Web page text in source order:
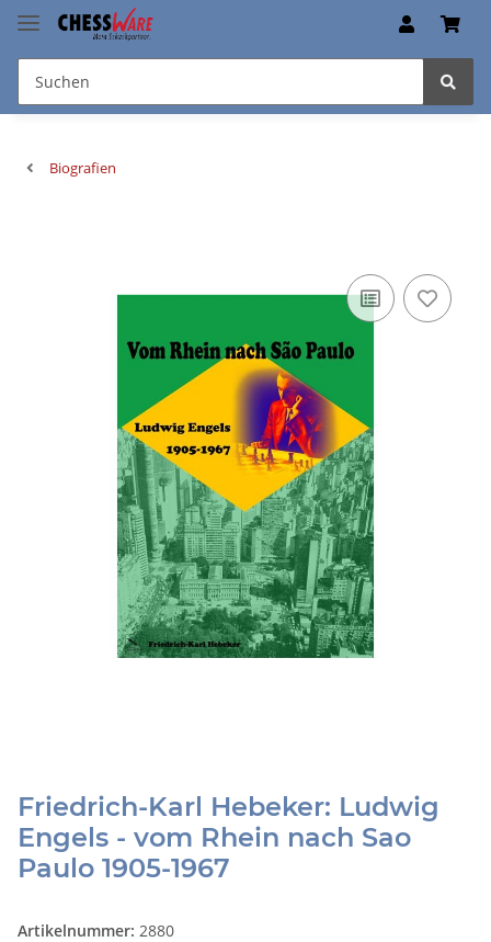
Biografien
Friedrich-Karl Hebeker: Ludwig
Engels - vom Rhein nach Sao
Paulo 1905-1967
Artikelnummer: 2880